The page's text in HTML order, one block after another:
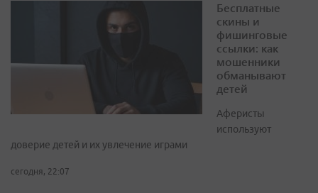
Бесплатные
скины и
фишинговые
ссылки: как
мошенники
обманывают
детей
Аферисты
используют
доверие детей и их увлечение играми
сегодня, 22:07